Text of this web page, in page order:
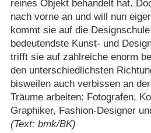
reines Objekt behandelt hat.
nach vorne an und will nun
kommt sie auf die
bedeutendste Kunst- und
trifft sie auf zahlreiche enorm
den unterschiedlichsten
bisweilen auch verbissen an
Träume arbeiten: Fotografen,
Graphiker, Fashion-Designer
(Text: bmk/BK)